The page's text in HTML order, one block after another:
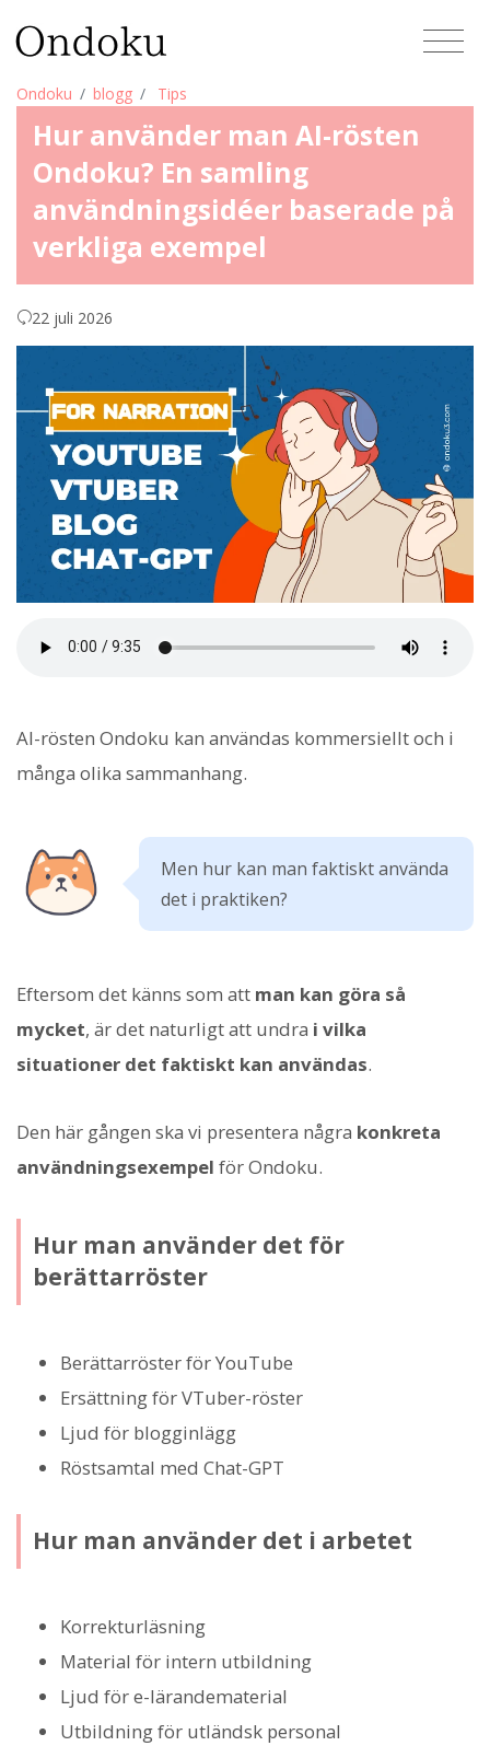
Ondoku blogg Tips
Hur använder man AI-rösten
Ondoku? En samling
användningsidéer baserade på
verkliga exempel
22 juli 2026
AI-rösten Ondoku kan användas kommersiellt och i
många olika sammanhang.
Men hur kan man faktiskt använda
det i praktiken?
Eftersom det känns som att man kan göra så
mycket, är det naturligt att undra i vilka
situationer det faktiskt kan användas.
Den här gången ska vi presentera några konkreta
användningsexempel för Ondoku.
Hur man använder det för
berättarröster
Berättarröster för YouTube
Ersättning för VTuber-röster
Ljud för blogginlägg
Röstsamtal med Chat-GPT
Hur man använder det i arbetet
Korrekturläsning
Material för intern utbildning
Ljud för e-lärandematerial
Utbildning för utländsk personal